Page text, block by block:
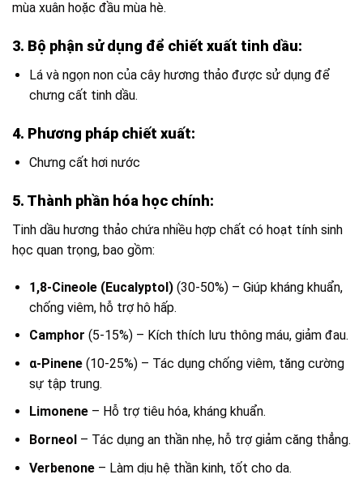
mùa xuân hoặc đầu mùa hè.
3. Bộ phận sử dụng để chiết xuất tinh dầu:
Lá và ngọn non của cây hương thảo được sử dụng để
chưng cất tinh dầu.
4. Phương pháp chiết xuất:
Chưng cất hơi nước
5. Thành phần hóa học chính:
Tinh dầu hương thảo chứa nhiều hợp chất có hoạt tính sinh
học quan trọng, bao gồm:
1,8-Cineole (Eucalyptol)(30-50%) – Giúp kháng khuẩn,
chống viêm, hỗ trợ hô hấp.
Camphor (5-15%) – Kích thích lưu thông máu, giảm đau.
α-Pinene(10-25%) – Tác dụng chống viêm, tăng cường
sự tập trung.
Limonene– Hỗ trợ tiêu hóa, kháng khuẩn.
Borneol– Tác dụng an thần nhẹ, hỗ trợ giảm căng thẳng.
Verbenone– Làm dịu hệ thần kinh, tốt cho da.